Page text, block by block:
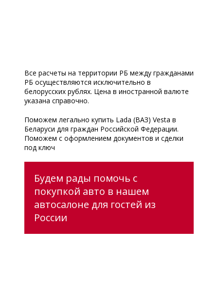
Все расчеты на территории РБ между гражданами
РБ осуществляются исключительно в
белорусских рублях. Цена в иностранной валюте
указана справочно.
Поможем легально купить Lada (ВАЗ) Vesta в
Беларуси для граждан Российской Федерации.
Поможем с оформлением документов и сделки
под ключ
Будем рады помочь с
покупкой авто в нашем
автосалоне для гостей из
России